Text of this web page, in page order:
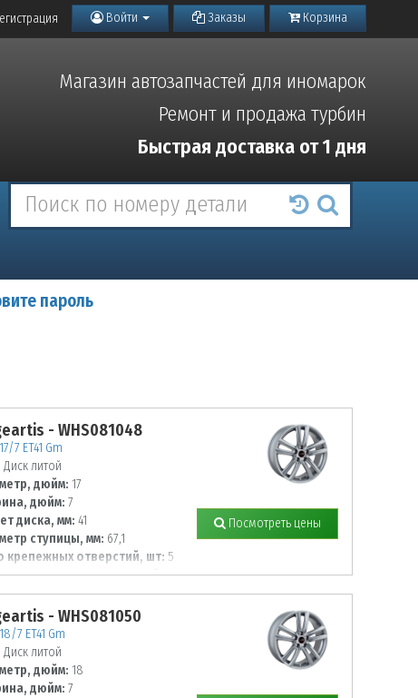
Войти Заказы Корзина
Магазин автозапчастей для иномарок
Ремонт и продажа турбин
Быстрая доставка от 1 дня
пароль
- WHS081048
7 ET41 Gm
Диск литой
дюйм: 17
дюйм: 7
диска, мм: 41
ступицы, мм: 67,1
крепежных отверстий, шт: 5
располож. отверстий, мм:
Посмотреть цены
- WHS081050
7 ET41 Gm
Диск литой
дюйм: 18
дюйм: 7